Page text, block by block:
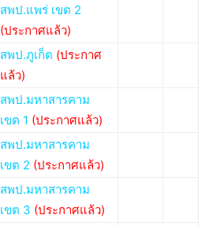
สพป.แพร่ เขต 2
(ประกาศแล้ว)
สพป.ภูเก็ต (ประกาศ
แล้ว)
สพป.มหาสารคาม
เขต 1 (ประกาศแล้ว)
สพป.มหาสารคาม
เขต 2 (ประกาศแล้ว)
สพป.มหาสารคาม
เขต 3 (ประกาศแล้ว)